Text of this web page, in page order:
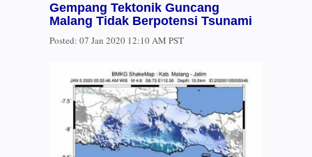
Gempang Tektonik Guncang
Malang Tidak Berpotensi Tsunami
Posted: 07 Jan 2020 12:10 AM PST